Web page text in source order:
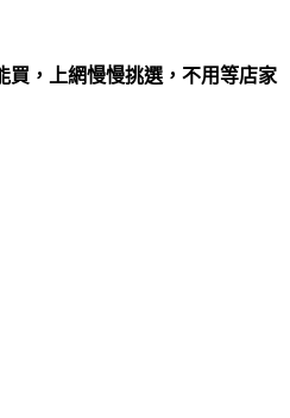
買，上網慢慢挑選，不用等店家